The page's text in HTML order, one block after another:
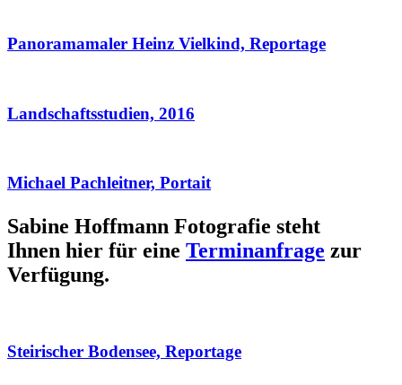
Panoramamaler Heinz Vielkind, Reportage
Landschaftsstudien, 2016
Michael Pachleitner, Portait
Sabine Hoffmann Fotografie steht
Ihnen hier für eine Terminanfrage zur
Verfügung.
Steirischer Bodensee, Reportage